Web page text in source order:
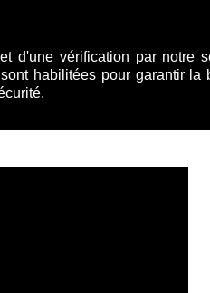
d'une vérification par notre
habilitées pour garantir la